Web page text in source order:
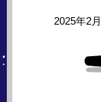
2025年2